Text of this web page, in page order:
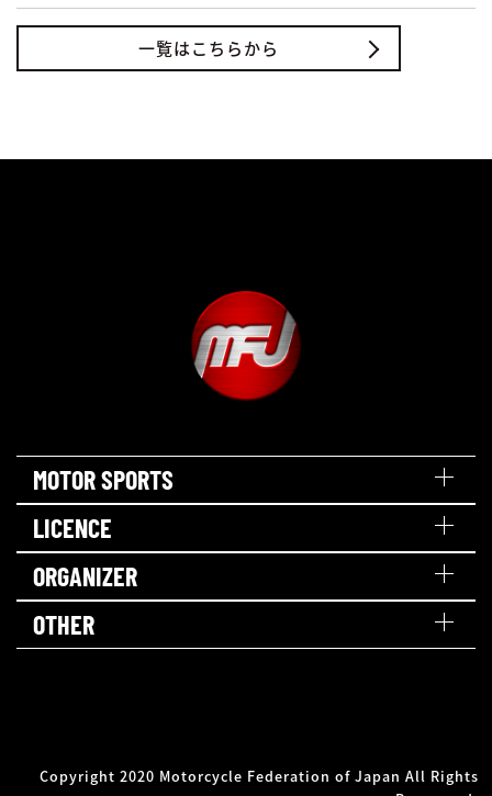
一覧はこちらから
MOTOR SPORTS
LICENCE
ORGANIZER
OTHER
Copyright 2020 Motorcycle Federation of Japan All Rights